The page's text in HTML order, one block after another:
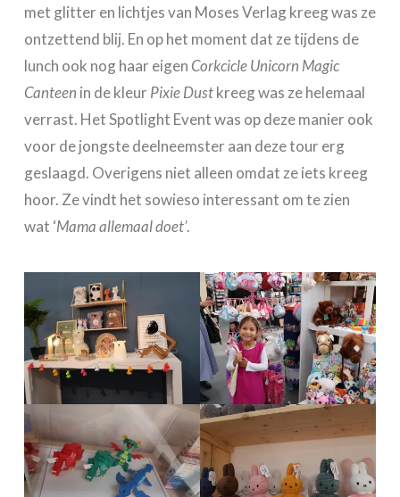
met glitter en lichtjes van Moses Verlag kreeg was ze
ontzettend blij. En op het moment dat ze tijdens de
lunch ook nog haar eigen Corkcicle Unicorn Magic
Canteen in de kleur Pixie Dustkreeg was ze helemaal
verrast. Het Spotlight Event was op deze manier ook
voor de jongste deelneemster aan deze tour erg
geslaagd. Overigens niet alleen omdat ze iets kreeg
hoor. Ze vindt het sowieso interessant om te zien
wat ‘Mama allemaal doet’.